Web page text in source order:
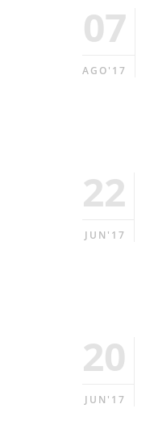
07
AGO'17
22
JUN'17
20
JUN'17